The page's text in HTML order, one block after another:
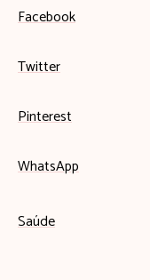
Facebook
Twitter
Pinterest
WhatsApp
Saúde